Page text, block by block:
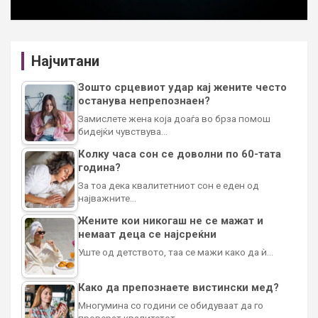
Најчитани
Зошто срцевиот удар кај жените често
останува непрепознаен?
Замислете жена која доаѓа во брза помош
бидејќи чувствува…
Колку часа сон се доволни по 60-тата
година?
За тоа дека квалитетниот сон е еден од
најважните…
Жените кои никогаш не се мажат и
немаат деца се најсреќни
Уште од детството, таа се мажи како да ѝ…
Како да препознаете вистински мед?
Многумина со години се обидуваат да го